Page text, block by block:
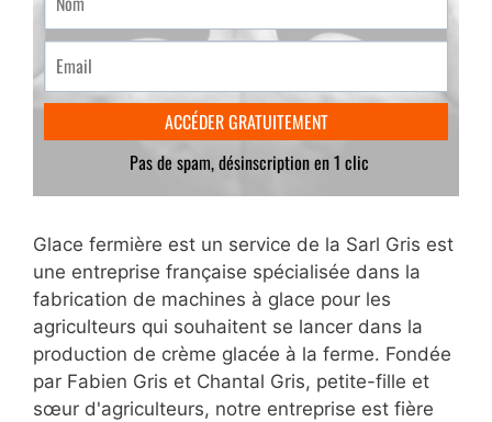
Glace fermière est un service de la Sarl Gris est
une entreprise française spécialisée dans la
fabrication de machines à glace pour les
agriculteurs qui souhaitent se lancer dans la
production de crème glacée à la ferme. Fondée
par Fabien Gris et Chantal Gris, petite-fille et
sœur d'agriculteurs, notre entreprise est fière